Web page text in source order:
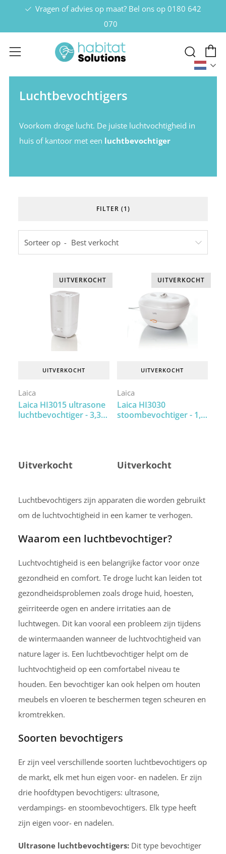
Vragen of advies op maat? Bel ons op 0180 642
070
Menu
Luchtbevochtigers
Voorkom droge lucht. De juiste luchtvochtigheid in
huis of kantoor met een luchtbevochtiger
FILTER (1)
Sorteer op
UITVERKOCHT
UITVERKOCHT
Laica
Laica HI3015 ultrasone
luchtbevochtiger - 3,3
Uitverkocht
UITVERKOCHT
UITVERKOCHT
Laica
Laica HI3030
stoombevochtiger - 1,8
Uitverkocht
Luchtbevochtigers zijn apparaten die worden gebruikt
om de luchtvochtigheid in een kamer te verhogen.
Waarom een luchtbevochtiger?
Luchtvochtigheid is een belangrijke factor voor onze
gezondheid en comfort. Te droge lucht kan leiden tot
gezondheidsproblemen zoals droge huid, hoesten,
geïrriteerde ogen en andere irritaties aan de
luchtwegen. Dit kan vooral een probleem zijn tijdens
de wintermaanden wanneer de luchtvochtigheid van
nature lager is. Een luchtbevochtiger helpt om de
luchtvochtigheid op een comfortabel niveau te
houden. Een bevochtiger kan ook helpen om houten
meubels en vloeren te beschermen tegen scheuren en
kromtrekken.
Soorten bevochtigers
Er zijn veel verschillende soorten luchtbevochtigers op
de markt, elk met hun eigen voor- en nadelen. Er zijn
drie hoofdtypen bevochtigers: ultrasone,
verdampings- en stoombevochtigers. Elk type heeft
zijn eigen voor- en nadelen.
Ultrasone luchtbevochtigers: Dit type bevochtiger